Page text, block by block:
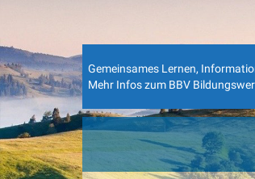
Gemeinsames Lernen,
Mehr Infos zum BBV